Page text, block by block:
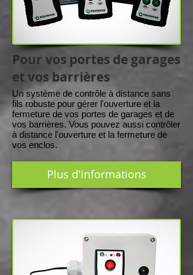
Pour vos portes de garages
et vos barrières
Un système de contrôle à distance sans
fils robuste pour gérer l'ouverture et la
fermeture de vos portes de garages et de
vos barrières. Vous pouvez aussi contrôler
à distance l'ouverture et la fermeture de
vos enclos.
Plus d'informations